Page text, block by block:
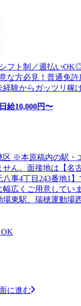
フト制／週払い
な方必見！普通免
験からガッツリ稼
日給10,000円〜
区 ※本原稿内の駅・
ん。面接地は【名
事4丁目243番地1
広くご用意してい
場東駅、瑞穂運動場
に進む